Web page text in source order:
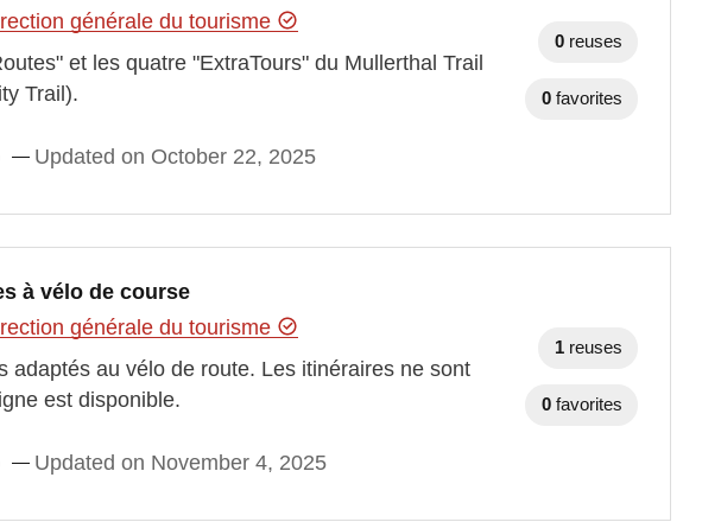
générale du tourisme
et les quatre "ExtraTours" du Mullerthal Trail
Trail).
Updated on October 22, 2025
0 reuses
0 favorites
à vélo de course
générale du tourisme
adaptés au vélo de route. Les itinéraires ne sont
est disponible.
Updated on November 4, 2025
1 reuses
0 favorites